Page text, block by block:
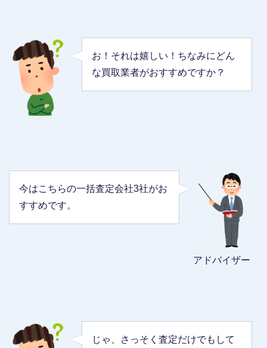
お！それは嬉しい！ちなみにどん
な買取業者がおすすめですか？
アドバイザー
今はこちらの一括査定会社3社がお
すすめです。
じゃ、さっそく査定だけでもして